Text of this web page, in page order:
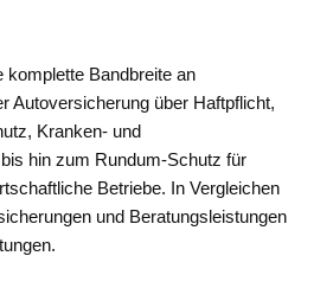
komplette Bandbreite an
Autoversicherung über Haftpflicht,
Kranken- und
hin zum Rundum-Schutz für
Betriebe. In Vergleichen
und Beratungsleistungen